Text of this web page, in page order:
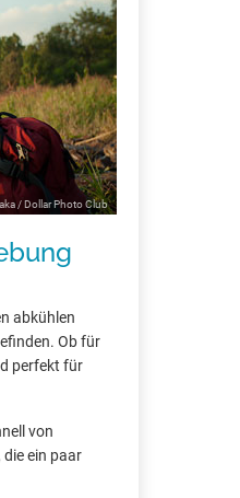
/ Dollar Photo Club
abkühlen
Ob für
perfekt für
von
ein paar